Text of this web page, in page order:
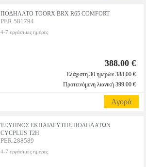
ΠΟΔΗΛΑΤΟ TOORX BRX R65 COMFORT
PER.581794
4-7 εργάσιμες ημέρες
388.00 €
Ελάχιστη 30 ημερών 388.00 €
Προτεινόμενη λιανική 399.00 €
Αγορά
ΈΞΥΠΝΟΣ ΕΚΠΑΙΔΕΥΤΗΣ ΠΟΔΗΛΑΤΩΝ
CYCPLUS T2H
PER.288589
4-7 εργάσιμες ημέρες